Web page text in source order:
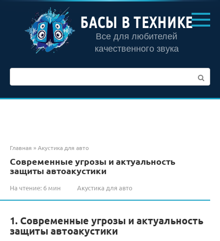
контенту
БАСЫ В ТЕХНИКЕ
Все для любителей
качественного звука
Главная »Акустика для авто
Современные угрозы и актуальность
защиты автоакустики
На чтение: 6 мин Акустика для авто
1. Современные угрозы и актуальность
защиты автоакустики